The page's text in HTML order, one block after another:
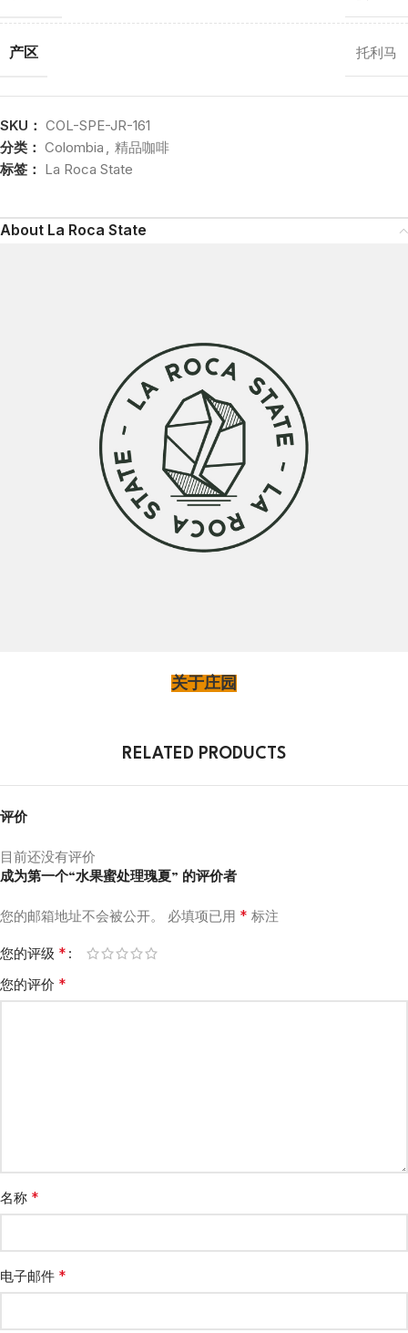
产区 托利马
SKU： COL-SPE-JR-161
分类： Colombia , 精品咖啡
标签： La Roca State
About La Roca State
关于庄园
RELATED PRODUCTS
评价
目前还没有评价
成为第一个“水果蜜处理瑰夏” 的评价者
您的邮箱地址不会被公开。 必填项已用 * 标注
您的评级 *
您的评价 *
名称 *
电子邮件 *